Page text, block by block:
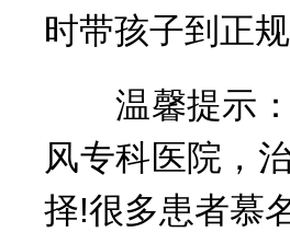
时带孩子到正
温馨提示：
风专科医院，
择!很多患者慕